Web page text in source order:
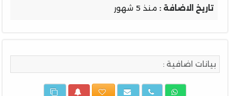
تاريخ الاضافة : منذ 5 شهور
بيانات اضافية :